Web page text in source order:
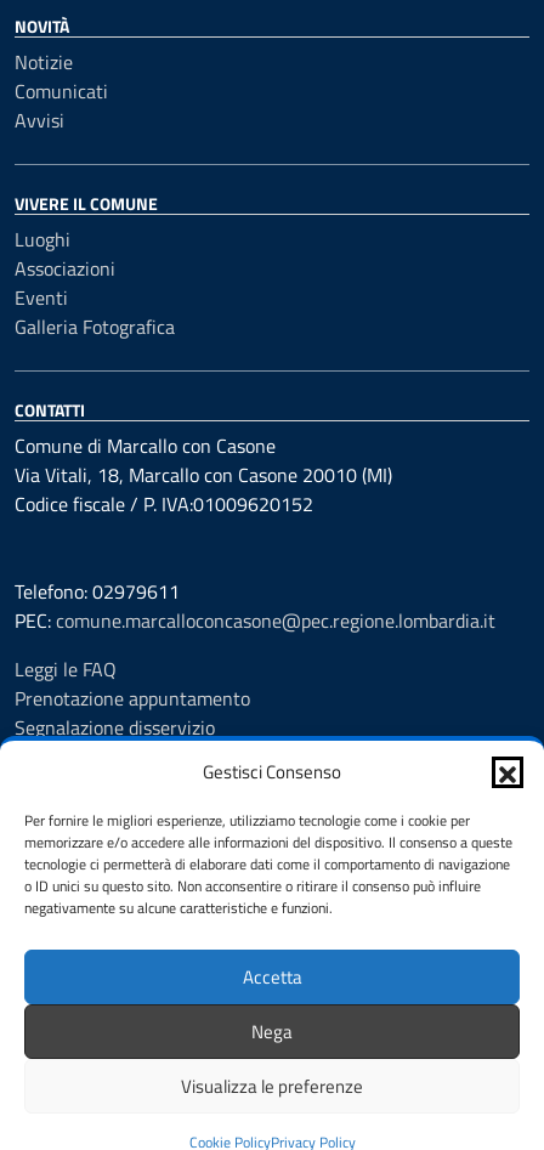
Gestisci Consenso
Per fornire le migliori esperienze, utilizziamo tecnologie come i cookie per
memorizzare e/o accedere alle informazioni del dispositivo. Il consenso a queste
tecnologie ci permetterà di elaborare dati come il comportamento di navigazione
o ID unici su questo sito. Non acconsentire o ritirare il consenso può influire
negativamente su alcune caratteristiche e funzioni.
Accetta
Nega
Visualizza le preferenze
Cookie PolicyPrivacy Policy
NOVITÀ
Notizie
Comunicati
Avvisi
VIVERE IL COMUNE
Luoghi
Associazioni
Eventi
Galleria Fotografica
CONTATTI
Comune di Marcallo con Casone
Via Vitali, 18, Marcallo con Casone 20010 (MI)
Codice fiscale / P. IVA:01009620152
Telefono: 02979611
PEC:comune.marcalloconcasone@pec.regione.lombardia.it
Leggi le FAQ
Prenotazione appuntamento
Segnalazione disservizio
Informativa privacy
Note legali
Dichiarazione di accessibilità
Feedback
SEGUICI SU
Facebook Instagram
Credits